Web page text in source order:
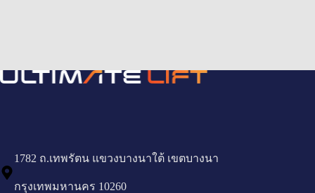
1782 ถ.เทพรัตน แขวงบางนาใต้ เขตบางนา
กรุงเทพมหานคร 10260